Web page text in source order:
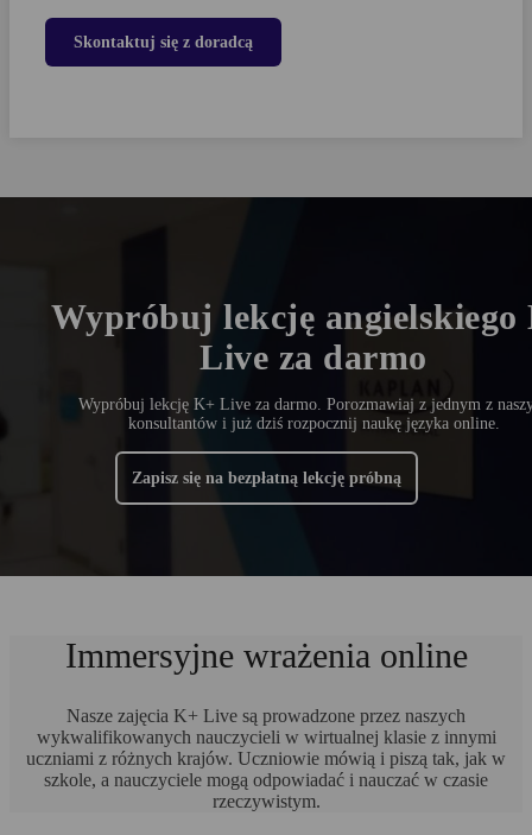
Skontaktuj się z doradcą
Wypróbuj lekcję angielskiego
Live za darmo
Wypróbuj lekcję K+ Live za darmo. Porozmawiaj z jednym z
konsultantów i już dziś rozpocznij naukę języka online.
Zapisz się na bezpłatną lekcję próbną
Immersyjne wrażenia online
Nasze zajęcia K+ Live są prowadzone przez naszych
wykwalifikowanych nauczycieli w wirtualnej klasie z innymi
uczniami z różnych krajów. Uczniowie mówią i piszą tak, jak w
szkole, a nauczyciele mogą odpowiadać i nauczać w czasie
rzeczywistym.